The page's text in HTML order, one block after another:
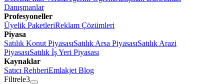
Danışmanlar
Profesyoneller
Üyelik PaketleriReklam Çözümleri
Piyasa
Satılık Konut PiyasasıSatılık Arsa PiyasasıSatılık Arazi
PiyasasıSatılık İş Yeri Piyasası
Kaynaklar
Satıcı RehberiEmlakjet Blog
Filtrele3